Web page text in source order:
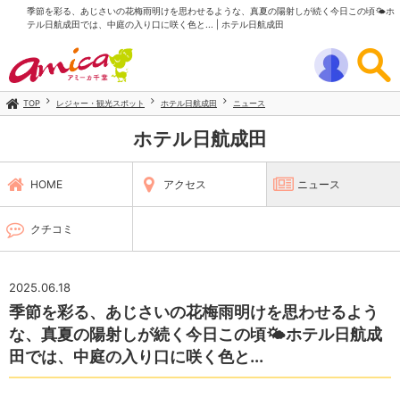
季節を彩る、あじさいの花梅雨明けを思わせるような、真夏の陽射しが続く今日この頃🌤ホ
テル日航成田では、中庭の入り口に咲く色と... | ホテル日航成田
TOP レジャー・観光スポット ホテル日航成田 ニュース
ホテル日航成田
HOME アクセス ニュース
クチコミ
2025.06.18
季節を彩る、あじさいの花梅雨明けを思わせるよう
な、真夏の陽射しが続く今日この頃🌤ホテル日航成
田では、中庭の入り口に咲く色と...